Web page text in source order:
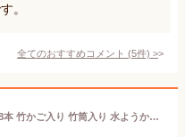
。
全てのおすすめコメント (5件) >
丸三老舗 お中元 ギフト 竹取物語 8本 竹かご入り 竹筒入り 水ようかん 水羊羹 和菓子 あんこ スイーツ 高級 お取り寄せ あんこ 父の日 御中元 夏 暑中御見舞 お盆 お供え【 送料無料 】